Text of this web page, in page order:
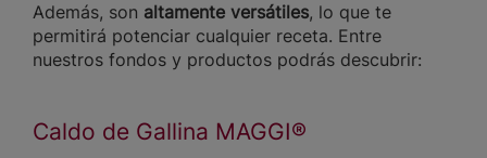
Además, son altamente versátiles, lo que te
permitirá potenciar cualquier receta. Entre
nuestros fondos y productos podrás descubrir:
Caldo de Gallina MAGGI®